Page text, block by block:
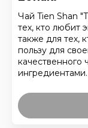
Чай Tien Shan
тех, кто любит
также для тех,
пользу для
качественного
ингредиентами.